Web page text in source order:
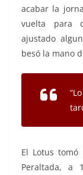
acabar la
vuelta para
ajustado
besó la mano
El Lotus
Peraltada, a